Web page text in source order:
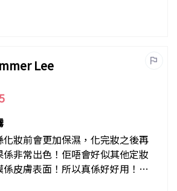
Lee
妝前會更加保濕，化完妝之後再
非常出色！佢唔會好似其他定妝
皮膚表面！所以真係好好用！而
！